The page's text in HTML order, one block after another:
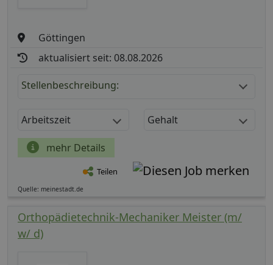
Göttingen
aktualisiert seit: 08.08.2026
Stellenbeschreibung:
Arbeitszeit Gehalt
mehr Details
Teilen
Quelle: meinestadt.de
Orthopädietechnik-Mechaniker Meister (m/
w/ d)